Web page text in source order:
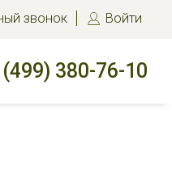
звонок Войти
380-76-10